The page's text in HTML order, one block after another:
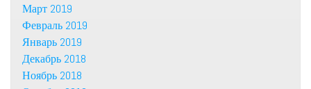
Март 2019
Февраль 2019
Январь 2019
Декабрь 2018
Ноябрь 2018